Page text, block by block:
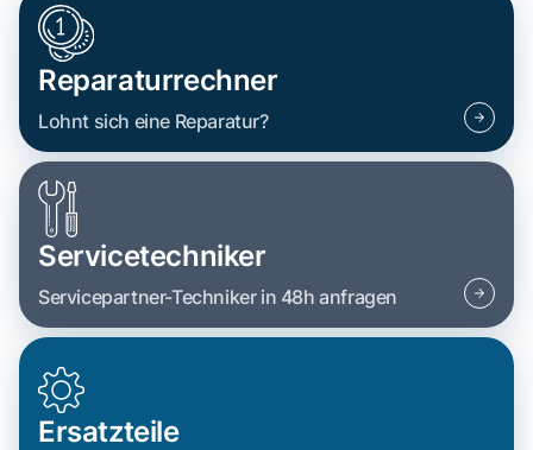
Reparaturrechner
Lohnt sich eine Reparatur?
Servicetechniker
Servicepartner-Techniker in 48h anfragen
Ersatzteile